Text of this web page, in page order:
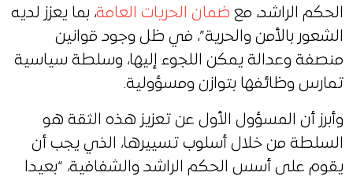
الحكم الراشد، مع ضمان الحريات العامة، بما يعزز لديه
الشعور بالأمن والحرية”، في ظل وجود قوانين
منصفة وعدالة يمكن اللجوء إليها، وسلطة سياسية
تمارس وظائفها بتوازن ومسؤولية.
وأبرز أن المسؤول الأول عن تعزيز هذه الثقة هو
السلطة من خلال أسلوب تسييرها، الذي يجب أن
يقوم على أسس الحكم الراشد والشفافية، “بعيدا